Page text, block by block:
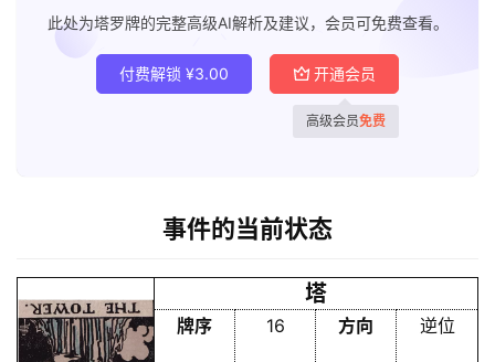
此处为塔罗牌的完整高级AI解析及建议，会员可免费查看。
付费解锁 ¥3.00 开通会员
高级会员免费
事件的当前状态
塔
牌序 16 方向 逆位